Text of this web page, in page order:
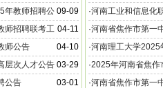
09-09
年教师招聘公
04-11
师招聘联考工
04-10
师公告
03-29
层次人才公告
03-01
公告
·河南工业和信息化
员公告
·河南省焦作市第一
告
·河南理工大学2025
·2025年河南省焦作
公告
·河南省焦作市第一